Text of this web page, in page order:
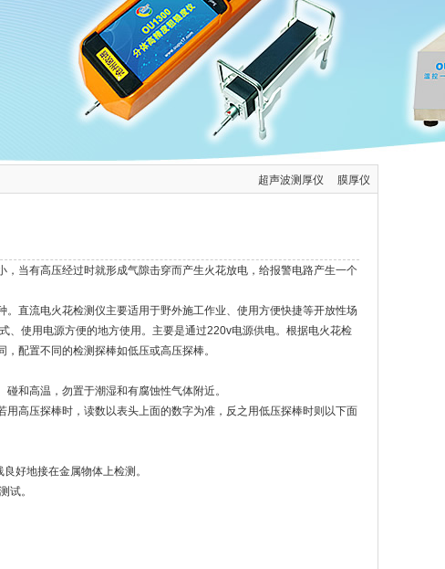
超声波测厚仪 膜厚仪
当有高压经过时就形成气隙击穿而产生火花放电，给报警电路产生一个
直流电火花检测仪主要适用于野外施工作业、使用方便快捷等开放性场
、使用电源方便的地方使用。主要是通过220v电源供电。根据电火花检
配置不同的检测探棒如低压或高压探棒。
和高温，勿置于潮湿和有腐蚀性气体附近。
高压探棒时，读数以表头上面的数字为准，反之用低压探棒时则以下面
线良好地接在金属物体上检测。
可测试。
！